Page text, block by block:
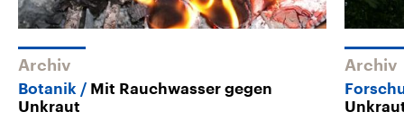
Archiv
Botanik
Mit Rauchwasser gegen
Unkraut
Archiv